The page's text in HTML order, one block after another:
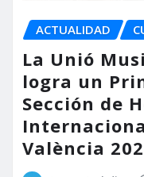
ACTUALIDAD
La Unió
logra un
Sección de
València